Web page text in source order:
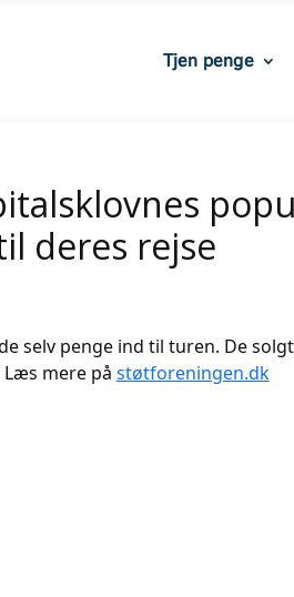
Tjen penge
deres rejse
selv penge ind til turen. De
mere på støtforeningen.dk